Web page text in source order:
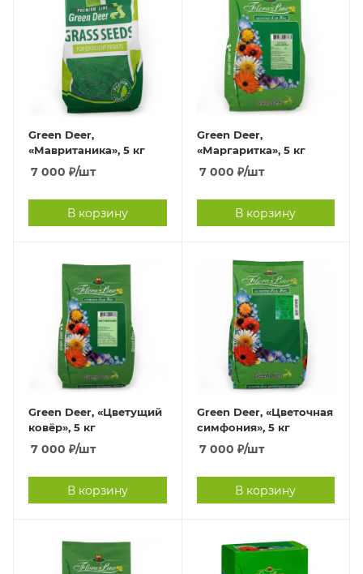
Green Deer,
«Мавританика», 5 кг
7 000 ₽/шт
В корзину
Green Deer,
«Маргаритка», 5 кг
7 000 ₽/шт
В корзину
Green Deer, «Цветущий
ковёр», 5 кг
7 000 ₽/шт
В корзину
Green Deer, «Цветочная
симфония», 5 кг
7 000 ₽/шт
В корзину